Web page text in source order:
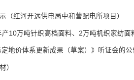
（红河开远供电局中和营配电所项目）
）